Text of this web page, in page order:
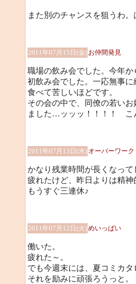
また別のチャンスを狙うわ。
2011年07月15日(金) お仲間発見
職場の飲み会でした。今年
初飲み会でした。一応無事
食べて苦しいほどです。
その会の中で、同僚の若い
ました…ッッッ！！！！ こ
2011年07月13日(水) オーバーワーク
かなり残業時間が長くなって
疲れたけど、昨日よりは精
もうすぐ三連休♪
2011年07月12日(火)めいっぱい
働いた。
疲れた～。
でも今週末には、夏コミカ
それを励みに頑張ろうっと。